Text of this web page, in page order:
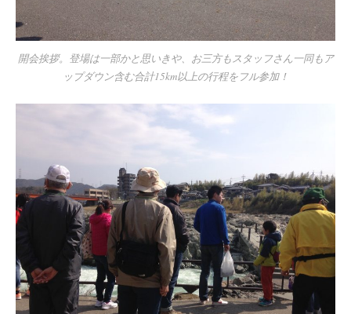
開会挨拶。登場は一部かと思いきや、お三方もスタッフさん一同もア
ップダウン含む合計15km以上の行程をフル参加！